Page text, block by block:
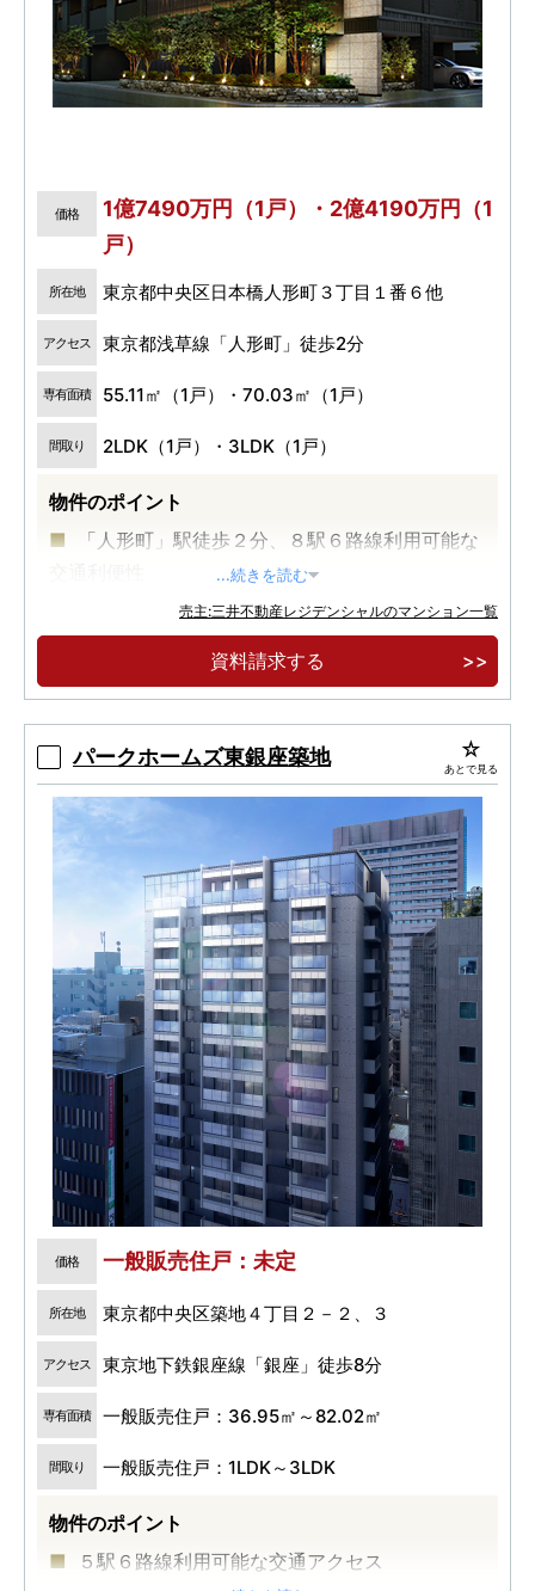
価格
1億7490万円（1戸）・2億4190万円（1
戸）
所在地 東京都中央区日本橋人形町３丁目１番６他
アクセス 東京都浅草線「人形町」徒歩2分
専有面積 55.11㎡（1戸）・70.03㎡（1戸）
間取り 2LDK（1戸）・3LDK（1戸）
物件のポイント
「人形町」駅徒歩２分、８駅６路線利用可能な
大規模再開発が進む、日本橋エリアが生活圏
伝統×モダン 日本橋の美意識薫るデザイン
...続きを読む
売主:三井不動産レジデンシャルのマンション一覧
資料請求する
パークホームズ東銀座築地 あとで見る
価格 一般販売住戸：未定
所在地 東京都中央区築地４丁目２－２、３
アクセス 東京地下鉄銀座線「銀座」徒歩8分
専有面積 一般販売住戸：36.95㎡～82.02㎡
間取り 一般販売住戸：1LDK～3LDK
物件のポイント
５駅６路線利用可能な交通アクセス